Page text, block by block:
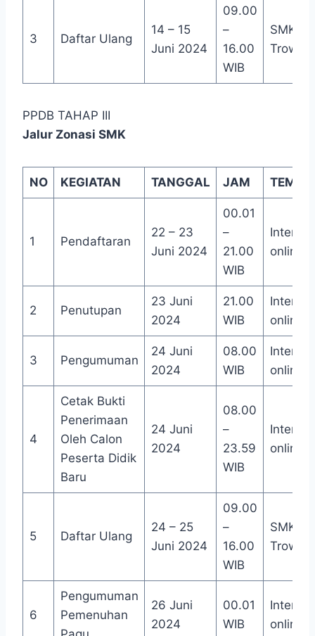
3 Daftar Ulang
14 – 15
Juni 2024
09.00
–
16.00
WIB
SMKN 1
PPDB TAHAP III
Jalur Zonasi SMK
NO KEGIATAN TANGGAL JAM
1 Pendaftaran
22 – 23
Juni 2024
00.01
–
21.00
WIB
Internet
online
2 Penutupan
23 Juni
2024
21.00
WIB
Internet
online
3 Pengumuman
24 Juni
2024
08.00
WIB
Internet
online
4
Cetak Bukti
Penerimaan
Oleh Calon
Peserta Didik
Baru
24 Juni
2024
08.00
–
23.59
WIB
Internet
online
5 Daftar Ulang
24 – 25
Juni 2024
09.00
–
16.00
WIB
SMKN 1
6
Pengumuman
Pemenuhan
26 Juni
2024
00.01
WIB
Internet
online